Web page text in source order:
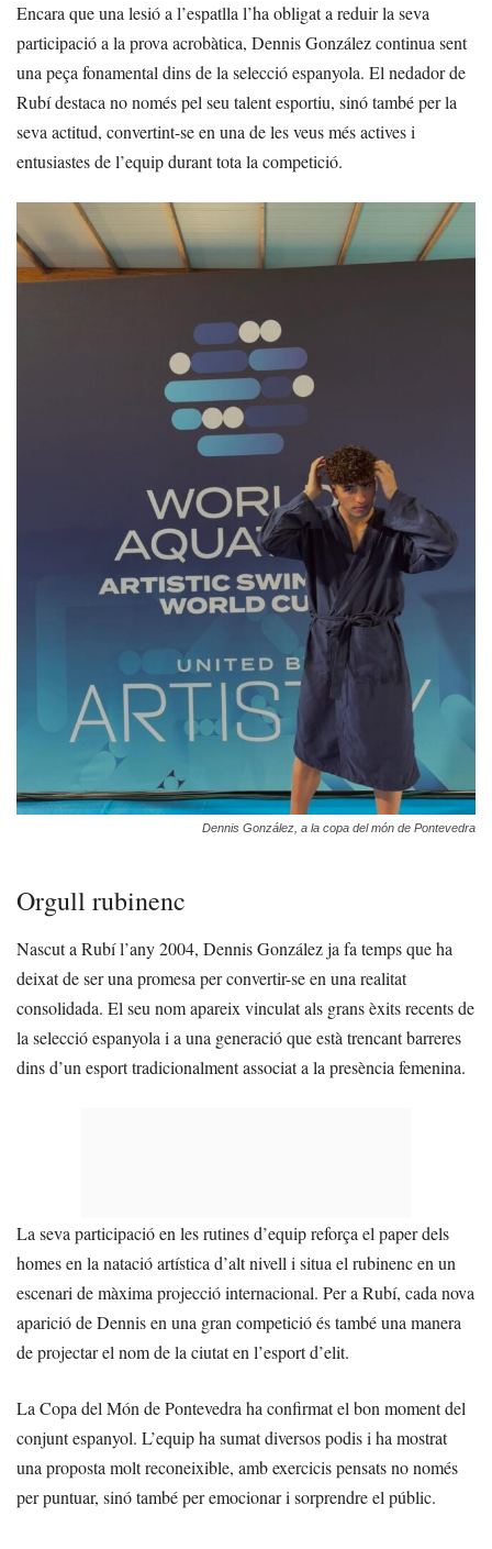
Encara que una lesió a l’espatlla l’ha obligat a reduir la seva
participació a la prova acrobàtica, Dennis González continua sent
una peça fonamental dins de la selecció espanyola. El nedador de
Rubí destaca no només pel seu talent esportiu, sinó també per la
seva actitud, convertint-se en una de les veus més actives i
entusiastes de l’equip durant tota la competició.
Dennis González, a la copa del món de Pontevedra
Orgull rubinenc
Nascut a Rubí l’any 2004, Dennis González ja fa temps que ha
deixat de ser una promesa per convertir-se en una realitat
consolidada. El seu nom apareix vinculat als grans èxits recents de
la selecció espanyola i a una generació que està trencant barreres
dins d’un esport tradicionalment associat a la presència femenina.
La seva participació en les rutines d’equip reforça el paper dels
homes en la natació artística d’alt nivell i situa el rubinenc en un
escenari de màxima projecció internacional. Per a Rubí, cada nova
aparició de Dennis en una gran competició és també una manera
de projectar el nom de la ciutat en l’esport d’elit.
La Copa del Món de Pontevedra ha confirmat el bon moment del
conjunt espanyol. L’equip ha sumat diversos podis i ha mostrat
una proposta molt reconeixible, amb exercicis pensats no només
per puntuar, sinó també per emocionar i sorprendre el públic.